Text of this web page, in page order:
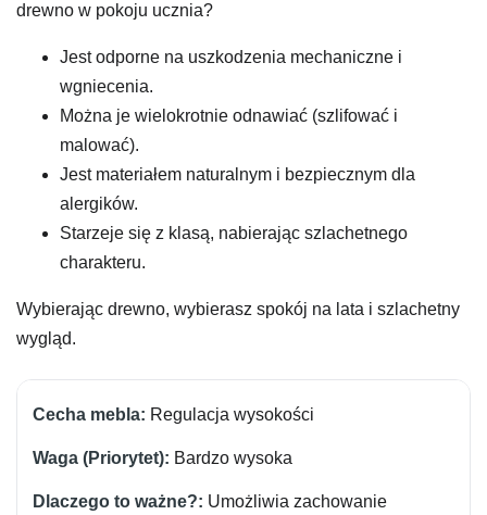
drewno w pokoju ucznia?
Jest odporne na uszkodzenia mechaniczne i
wgniecenia.
Można je wielokrotnie odnawiać (szlifować i
malować).
Jest materiałem naturalnym i bezpiecznym dla
alergików.
Starzeje się z klasą, nabierając szlachetnego
charakteru.
Wybierając drewno, wybierasz spokój na lata i szlachetny
wygląd.
Regulacja wysokości
Bardzo wysoka
Umożliwia zachowanie